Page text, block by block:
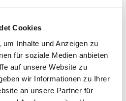
Cookies
Inhalte und Anzeigen zu
für soziale Medien anbieten
auf unsere Website zu
wir Informationen zu Ihrer
an unsere Partner für
der Stadt Hameln und
auch Termine mit den Kita-
ihre Kinder direkt nach
Platz vormerken, wenn sie
darauf achten, dass alle
Angaben aktuell bleiben